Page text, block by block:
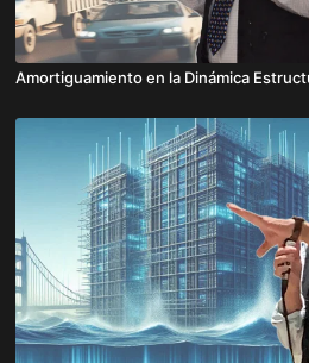
Amortiguamiento en la Dinámica